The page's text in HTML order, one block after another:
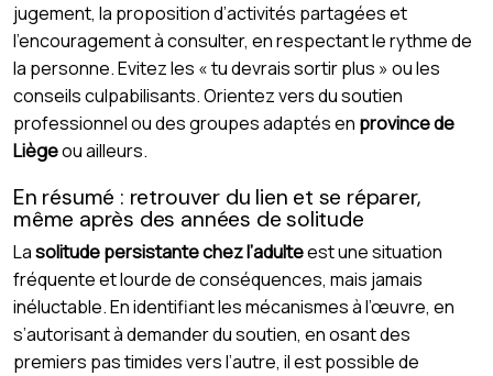
jugement, la proposition d’activités partagées et
l’encouragement à consulter, en respectant le rythme de
la personne. Evitez les « tu devrais sortir plus » ou les
conseils culpabilisants. Orientez vers du soutien
professionnel ou des groupes adaptés en province de
Liègeou ailleurs.
En résumé : retrouver du lien et se réparer,
même après des années de solitude
Lasolitude persistante chez l’adulteest une situation
fréquente et lourde de conséquences, mais jamais
inéluctable. En identifiant les mécanismes à l’œuvre, en
s’autorisant à demander du soutien, en osant des
premiers pas timides vers l’autre, il est possible de